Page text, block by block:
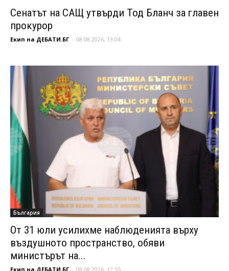
Сенатът на САЩ утвърди Тод Бланч за главен
прокурор
Екип на ДЕБАТИ.БГ - 08.08.2026, 13:04
България
От 31 юли усилихме наблюденията върху
въздушното пространство, обяви
министърът на...
Екип на ДЕБАТИ.БГ - 08.08.2026, 12:55